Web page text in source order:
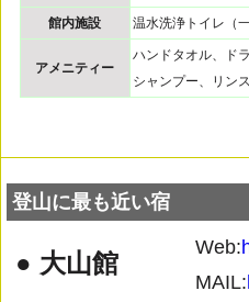
館内施設 温水洗浄トイレ（
アメニティー
ハンドタオル、ド
シャンプー、リン
登山に最も近い宿
● 大山館
Web:
MAIL: